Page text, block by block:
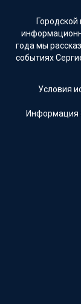
года мы
событиях
Условия
Информация